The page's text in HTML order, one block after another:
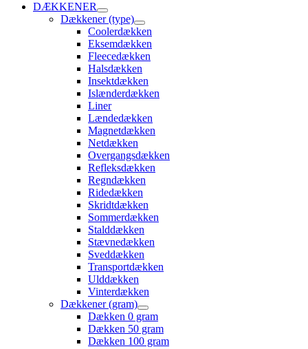
DÆKKENER
Dækkener (type)
Coolerdækken
Eksemdækken
Fleecedækken
Halsdækken
Insektdækken
Islænderdækken
Liner
Lændedækken
Magnetdækken
Netdækken
Overgangsdækken
Refleksdækken
Regndækken
Ridedækken
Skridtdækken
Sommerdækken
Stalddækken
Stævnedækken
Sveddækken
Transportdækken
Ulddækken
Vinterdækken
Dækkener (gram)
Dækken 0 gram
Dækken 50 gram
Dækken 100 gram